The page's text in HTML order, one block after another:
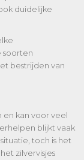
duidelijke
bestrijden van
en kan voor veel
blijkt vaak
toch is het
zilvervisjes